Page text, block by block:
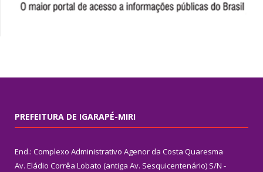
PREFEITURA DE IGARAPÉ-MIRI
End.: Complexo Administrativo Agenor da Costa Quaresma
Av. Eládio Corrêa Lobato (antiga Av. Sesquicentenário) S/N -